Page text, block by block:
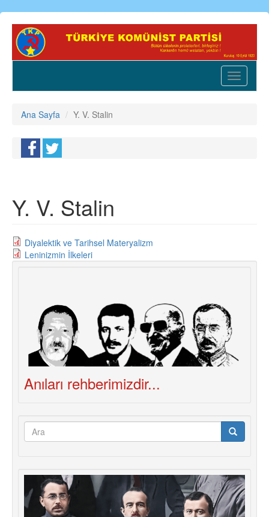
Ana
içeriğe
Toggle
Ana Sayfa Y. V. Stalin
Y. V. Stalin
Diyalektik ve Tarihsel Materyalizm
Leninizmin İlkeleri
Anıları rehberimizdir...
Arama